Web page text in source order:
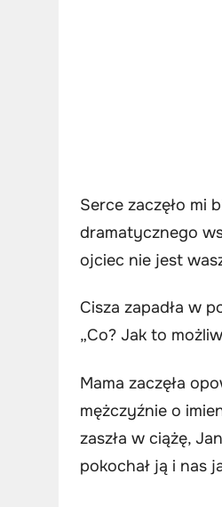
Serce zaczęło mi
dramatycznego
ojciec nie jest
Cisza zapadła w
„Co? Jak to
Mama zaczęła
mężczyźnie o
zaszła w ciążę,
pokochał ją i nas